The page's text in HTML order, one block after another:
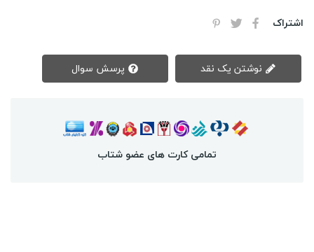
اشتراک
تمامی کارت های عضو شتاب